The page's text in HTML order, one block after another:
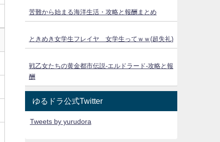
苦難から始まる海洋生活・攻略と報酬まとめ
ときめき女学生フレイヤ 女学生ってｗｗ(超失礼)
戦乙女たちの黄金都市伝説‐エルドラード‐攻略と報
酬
ゆるドラ公式Twitter
Tweets by yurudora